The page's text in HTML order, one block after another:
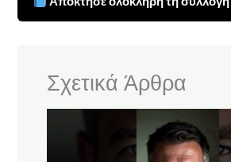
Σχετικά Άρθρα